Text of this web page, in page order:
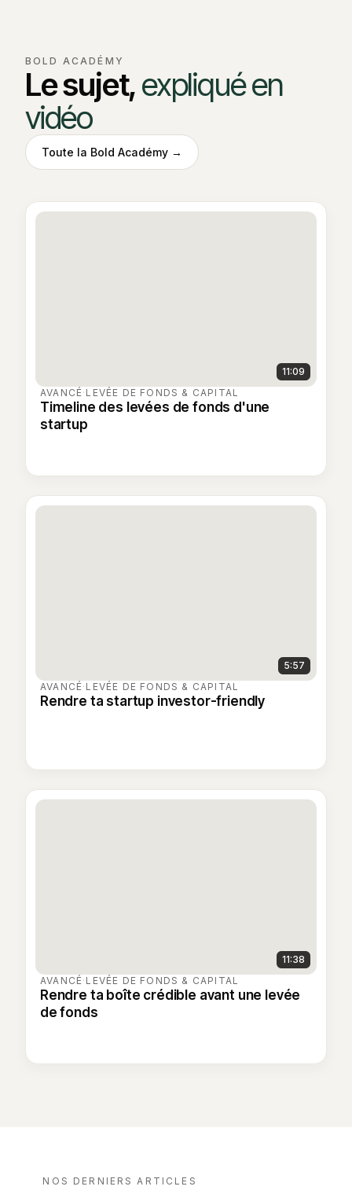
BOLD ACADÉMY
Le sujet,expliqué en
vidéo
Toute la Bold Académy →
11:09
AVANCÉ· LEVÉE DE FONDS & CAPITAL
Timeline des levées de fonds d'une
startup
5:57
AVANCÉ· LEVÉE DE FONDS & CAPITAL
Rendre ta startup investor-friendly
11:38
AVANCÉ· LEVÉE DE FONDS & CAPITAL
Rendre ta boîte crédible avant une levée
de fonds
NOS DERNIERS ARTICLES